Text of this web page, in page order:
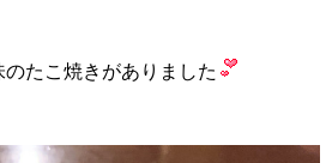
のたこ焼きがありました